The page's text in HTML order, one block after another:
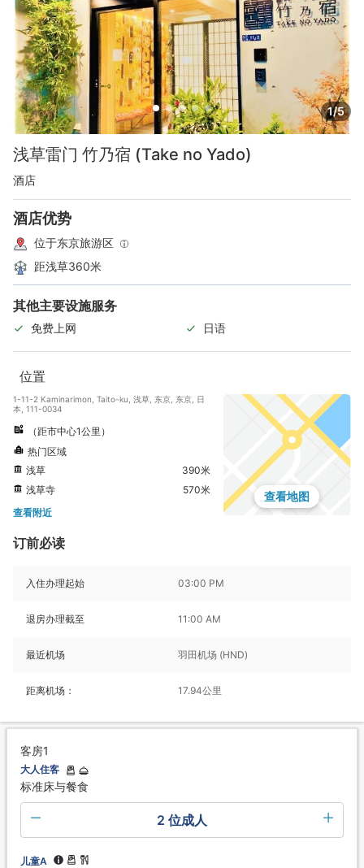
1/5
浅草雷门 竹乃宿 (Take no Yado)
酒店
酒店优势
位于东京旅游区
距浅草360米
其他主要设施服务
免费上网 日语
位置
1-11-2 Kaminarimon, Taito-ku, 浅草, 东京, 东京, 日
本, 111-0034
（距市中心1公里）
热门区域
浅草
390米
浅草寺
570米
查看附近
查看地图
订前必读
入住办理起始 03:00 PM
退房办理截至 11:00 AM
最近机场 羽田机场 (HND)
距离机场： 17.94公里
客房1
大人住客
标准床与餐食
2 位成人
儿童A